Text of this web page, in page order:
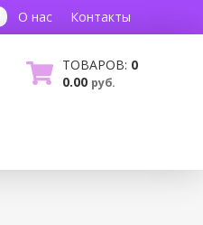
О нас Контакты
ТОВАРОВ: 0
0.00 руб.